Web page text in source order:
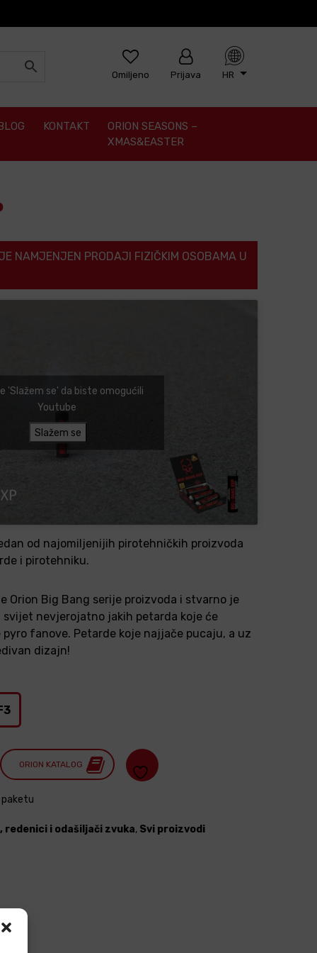
Omiljeno Prijava HR
KONTAKT
ORION SEASONS –
XMAS&EASTER
NAMJENJEN PRODAJI FIZIČKIM OSOBAMA U
'Slažem se' da biste omogućili
Youtube
Slažem se
od najomiljenijih pirotehničkih proizvoda
i pirotehniku.
Orion Big Bang serije proizvoda i stvarno je
svijet nevjerojatno jakih petarda koje će
fanove. Petarde koje najjače pucaju, a uz
dizajn!
ORION KATALOG
paketu
redenici i odašiljači zvuka, Svi proizvodi